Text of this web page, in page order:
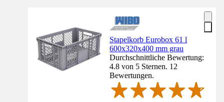
Stapelkorb Eurobox 61 l
600x320x400 mm grau
Durchschnittliche Bewertung:
4.8 von 5 Sternen. 12
Bewertungen.